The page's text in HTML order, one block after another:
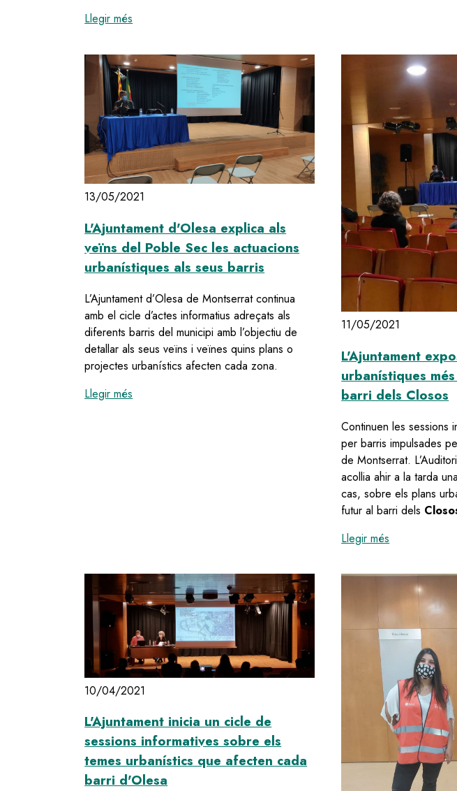
Llegir més
13/05/2021
L'Ajuntament d'Olesa explica als
veïns del Poble Sec les actuacions
urbanístiques als seus barris
L’Ajuntament d’Olesa de Montserrat continua
amb el cicle d’actes informatius adreçats als
diferents barris del municipi amb l’objectiu de
detallar als seus veïns i veïnes quins plans o
projectes urbanístics afecten cada zona.
Llegir més
L'Ajuntament d'Olesa explica als veïns del Poble Sec les
11/05/2021
L'Ajuntament
urbanístiques
barri dels Closos
Continuen les sessions
per barris impulsades
de Montserrat.
acollia ahir a la tarda
cas, sobre els plans
futur al barri dels
Llegir més
10/04/2021
L'Ajuntament inicia un cicle de
sessions informatives sobre els
temes urbanístics que afecten cada
barri d'Olesa